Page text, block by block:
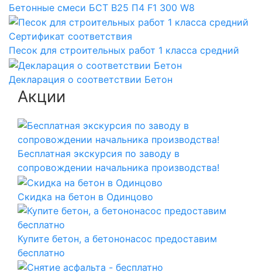
Бетонные смеси БСТ B25 П4 F1 300 W8
Сертификат соответствия
Песок для строительных работ 1 класса средний
Декларация о соответствии Бетон
Акции
Бесплатная экскурсия по заводу в
сопровождении начальника производства!
Скидка на бетон в Одинцово
Купите бетон, а бетононасос предоставим
бесплатно